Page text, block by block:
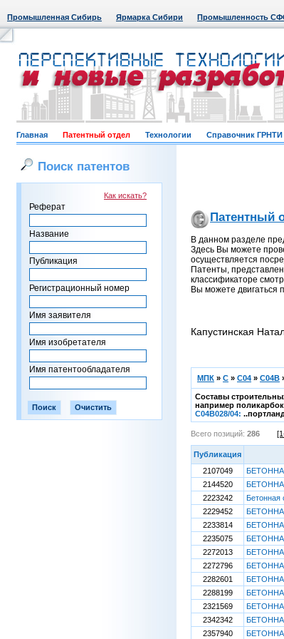
Промышленная Сибирь Ярмарка Сибири Промышленность
Главная Патентный отдел Технологии Справочник ГРНТИ
Поиск патентов
Как искать?
Реферат
Название
Публикация
Регистрационный номер
Имя заявителя
Имя изобретателя
Имя патентообладателя
Патентный
В данном разделе
Здесь Вы можете
осуществляется
Патенты,
классификаторе
Вы можете двигаться
Капустинская
МПК » C » C04 » C04B
Составы
например
C04B028/04:
Всего позиций: 286
Публикация
2107049
2144520
2223242
Бетонная
2229452
2233814
2235075
2272013
2272796
2282601
2288199
2321569
2342342
2357940